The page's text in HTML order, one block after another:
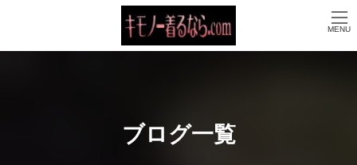
ン
ー
ブログ一覧
MENU